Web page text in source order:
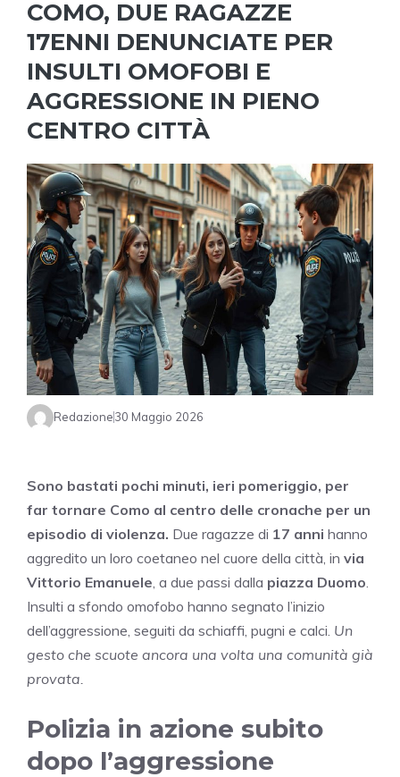
COMO, DUE RAGAZZE
17ENNI DENUNCIATE PER
INSULTI OMOFOBI E
AGGRESSIONE IN PIENO
CENTRO CITTÀ
Redazione30 Maggio 2026
Sono bastati pochi minuti, ieri pomeriggio, per
far tornare Como al centro delle cronache per un
episodio di violenza. Due ragazze di 17 anni hanno
aggredito un loro coetaneo nel cuore della città, in via
Vittorio Emanuele , a due passi dalla piazza Duomo
Insulti a sfondo omofobo hanno segnato l’inizio
dell’aggressione, seguiti da schiaffi, pugni e calci. Un
gesto che scuote ancora una volta una comunità già
provata.
Polizia in azione subito
dopo l’aggressione